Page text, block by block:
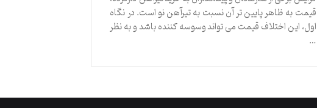
قیمت به ظاهر پایین تر آن نسبت به تیرآهن نو است. در نگاه
اول، این اختلاف قیمت می تواند وسوسه کننده باشد و به نظر
…